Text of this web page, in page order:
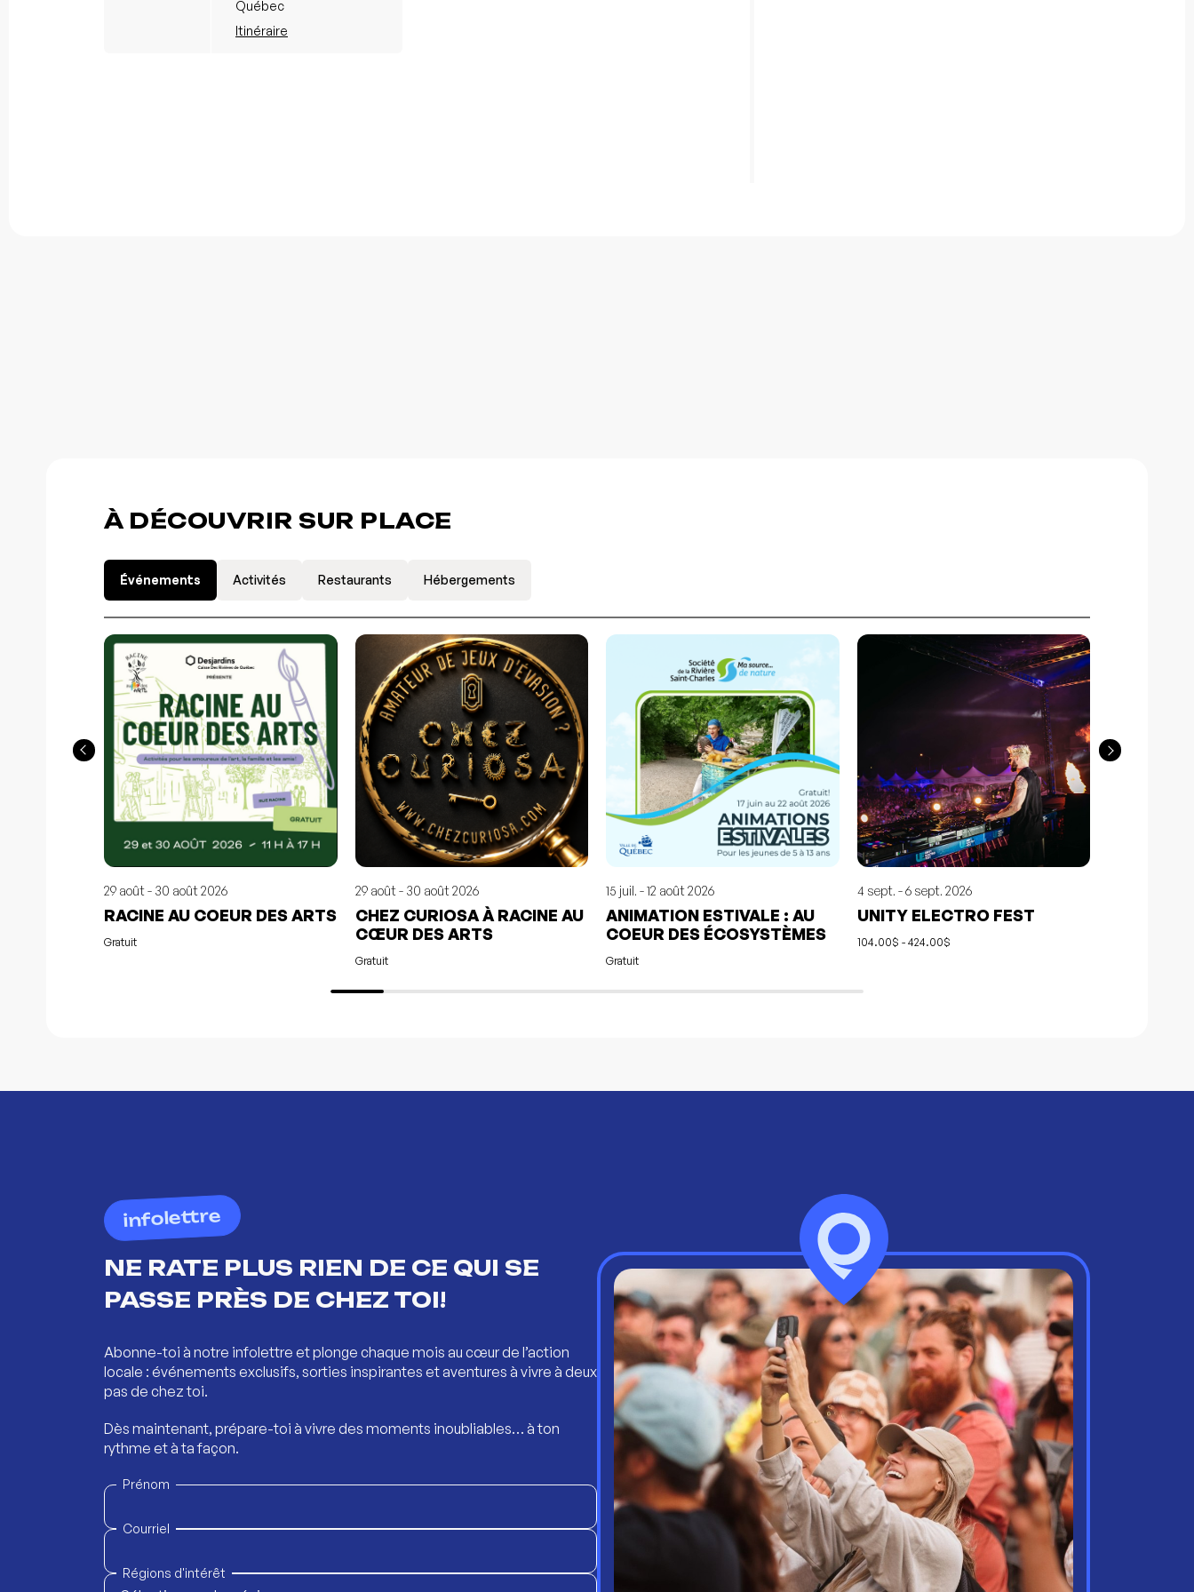
Québec
Itinéraire
À DÉCOUVRIR SUR PLACE
Événements Activités Restaurants Hébergements
29 août - 30 août 2026
RACINE AU COEUR DES ARTS
Gratuit
29 août - 30 août 2026
CHEZ CURIOSA À RACINE AU
CŒUR DES ARTS
Gratuit
15 juil. - 12 août 2026
ANIMATION ESTIVALE : AU
COEUR DES ÉCOSYSTÈMES
Gratuit
4 sept. - 6 sept. 2026
UNITY ELECTRO FEST
104.00$ - 424.00$
infolettre
NE RATE PLUS RIEN DE CE QUI SE
PASSE PRÈS DE CHEZ TOI!
Abonne-toi à notre infolettre et plonge chaque mois au cœur de l’action
locale : événements exclusifs, sorties inspirantes et aventures à vivre à deux
pas de chez toi.
Dès maintenant, prépare-toi à vivre des moments inoubliables… à ton
rythme et à ta façon.
Prénom
Courriel
Régions d'intérêt